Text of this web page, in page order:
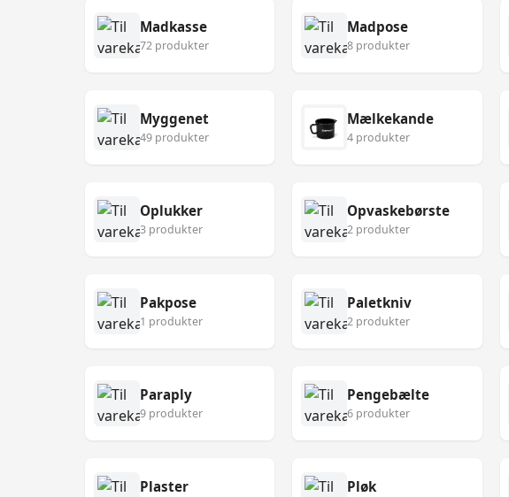
Madkasse
72 produkter
Madpose
8 produkter
Myggenet
49 produkter
Mælkekande
4 produkter
Oplukker
3 produkter
Opvaskebørste
2 produkter
Pakpose
1 produkter
Paletkniv
2 produkter
Paraply
9 produkter
Pengebælte
6 produkter
Plaster Pløk